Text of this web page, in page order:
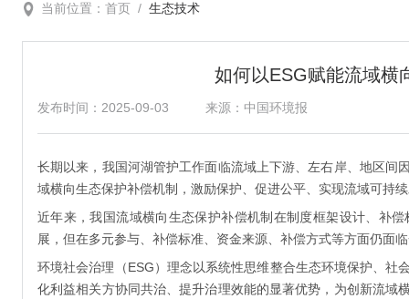
当前位置： 首页 / 生态技术
如何以ESG赋能流域横
发布时间：2025-09-03 来源：中国环境报
长期以来，我国河湖管护工作面临流域上下游、左右岸、地区
域横向生态保护补偿机制，激励保护、促进公平、实现流域可持
近年来，我国流域横向生态保护补偿机制在制度框架设计、补
展，但在多元参与、补偿标准、资金来源、补偿方式等方面仍面
环境社会治理（ESG）理念以系统性思维整合生态环境保护、
化利益相关方协同共治、提升治理效能的显著优势，为创新流